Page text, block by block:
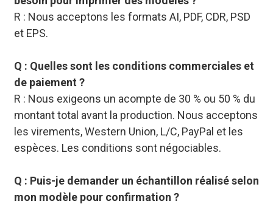
R : Nous acceptons les formats AI, PDF, CDR, PSD
et EPS.
Q : Quelles sont les conditions commerciales et
de paiement ?
R : Nous exigeons un acompte de 30 % ou 50 % du
montant total avant la production. Nous acceptons
les virements, Western Union, L/C, PayPal et les
espèces. Les conditions sont négociables.
Q : Puis-je demander un échantillon réalisé selon
mon modèle pour confirmation ?